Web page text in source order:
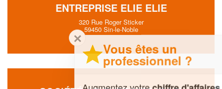
ENTREPRISE ELIE ELIE
320 Rue Roger Sticker
59450 Sin-le-Noble
Vous êtes un
professionnel ?